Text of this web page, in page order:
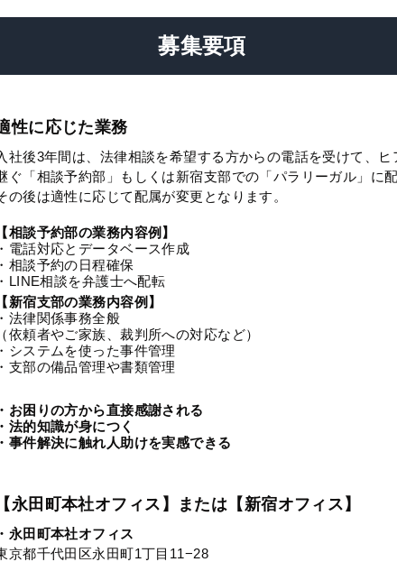
募集要項
性に応じた業務
社後3年間は、法律相談を希望する方からの電話を受けて、ヒ
ぐ「相談予約部」もしくは新宿支部での「パラリーガル」に配
の後は適性に応じて配属が変更となります。
相談予約部の業務内容例】
電話対応とデータベース作成
相談予約の日程確保
LINE相談を弁護士へ配転
新宿支部の業務内容例】
法律関係事務全般
依頼者やご家族、裁判所への対応など）
システムを使った事件管理
支部の備品管理や書類管理
お困りの方から直接感謝される
法的知識が身につく
事件解決に触れ人助けを実感できる
永田町本社オフィス】または【新宿オフィス】
永田町本社オフィス
京都千代田区永田町1丁目11−28